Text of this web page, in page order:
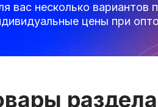
вас несколько вариантов
цены при
раздела